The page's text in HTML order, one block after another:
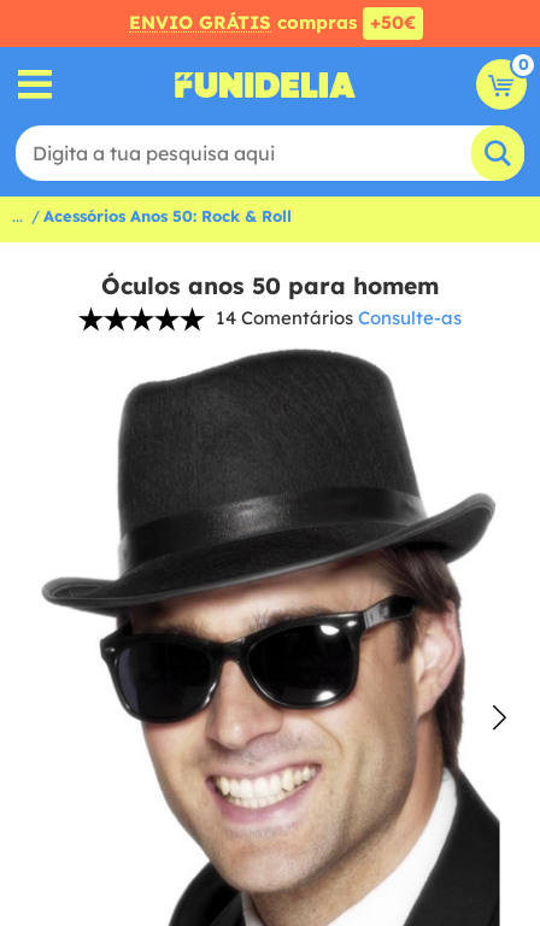
ENVIO GRÁTIS compras +50€
0
... Acessórios Anos 50: Rock & Roll
Óculos anos 50 para homem
14 Comentários Consulte-as